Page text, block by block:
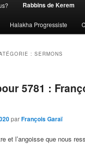
Rabbins de Kerem
Halakha Progressiste
:SERMONS
5781 :
parFrançois Garaï
et l’angoisse que nous